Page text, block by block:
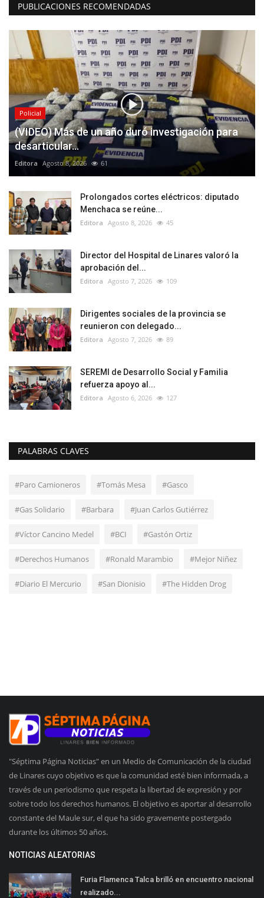
PUBLICACIONES RECOMENDADAS
Policial
(VIDEO) Más de un año duró investigación para
desarticular...
Editora Agosto 8, 2026 61
Prolongados cortes eléctricos: diputado
Menchaca se reúne...
Editora Agosto 8, 2026 45
Director del Hospital de Linares valoró la
aprobación del...
Editora Agosto 7, 2026 109
Dirigentes sociales de la provincia se
reunieron con delegado...
Editora Agosto 7, 2026 89
SEREMI de Desarrollo Social y Familia
refuerza apoyo al...
Editora Agosto 6, 2026 127
PALABRAS CLAVES
#Paro Camioneros #Tomás Mesa #Gasco
#Gas Solidario #Barbara #Juan Carlos Gutiérrez
#Víctor Cancino Medel #BCI #Gastón Ortiz
#Derechos Humanos #Ronald Marambio #Mejor Niñez
#Diario El Mercurio #San Dionisio #The Hidden Drog
"Séptima Página Noticias" en un Medio de Comunicación de la ciudad
de Linares cuyo objetivo es que la comunidad esté bien informada, a
través de un periodismo que respeta la libertad de expresión y por
sobre todo los derechos humanos. El objetivo es aportar al desarrollo
constante del Maule sur, el que ha sido gravemente postergado
durante los últimos 50 años.
NOTICIAS ALEATORIAS
Furia Flamenca Talca brilló en encuentro nacional
realizado...